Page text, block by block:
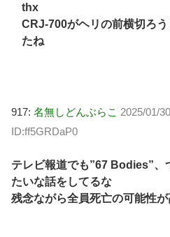
thx
CRJ-700がヘリの前横切ろ
たね
917: 名無しどんぶらこ 2025/01/
ID:ff5GRDaP0
テレビ報道でも”67 Bodies”、
たいな話をしてるな
残念ながら全員死亡の可能性